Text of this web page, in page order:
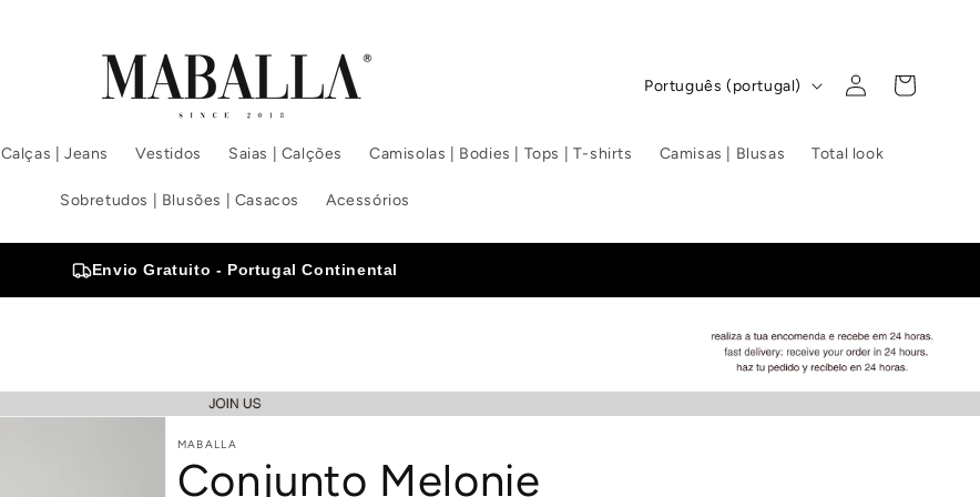
Calças | Jeans Vestidos Saias | Calções Camisolas | Bodies | Tops | T-shirts Camisas | Blusas Total look
Sobretudos | Blusões | Casacos Acessórios
i
a
Português (portugal)
Iniciar
sessão
Carrinho
Envio Gratuito - Portugal Continental
MABALLA
Conjunto Melonie